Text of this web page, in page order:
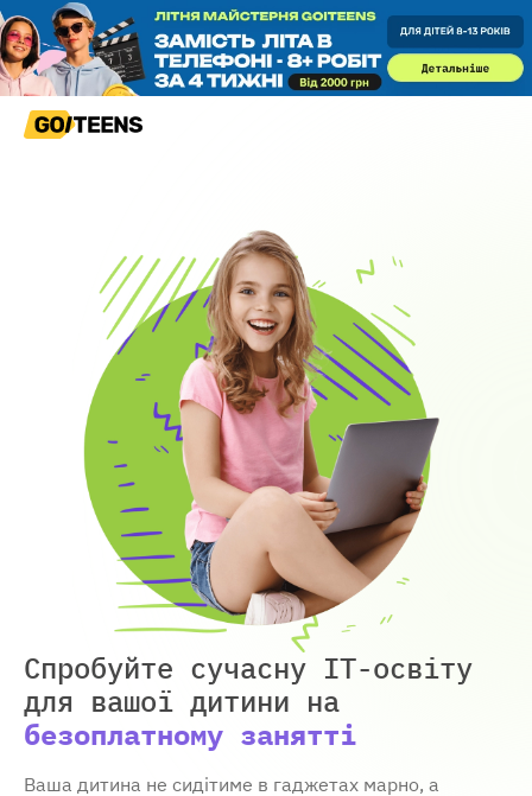
Спробуйте сучасну IT-освіту
для вашої дитини на
безоплатному занятті
Ваша дитина не сидітиме в гаджетах марно, а